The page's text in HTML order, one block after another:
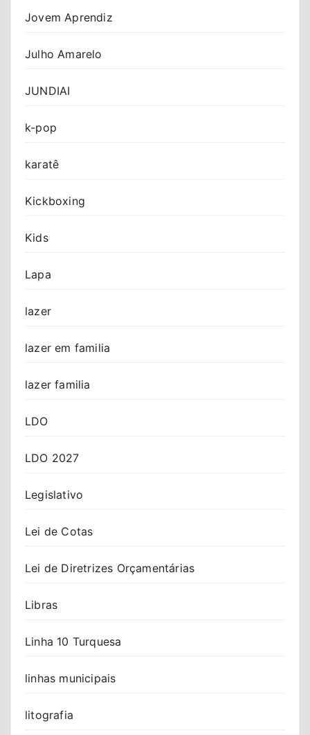
Jovem Aprendiz
Julho Amarelo
JUNDIAI
k-pop
karatê
Kickboxing
Kids
Lapa
lazer
lazer em familia
lazer familia
LDO
LDO 2027
Legislativo
Lei de Cotas
Lei de Diretrizes Orçamentárias
Libras
Linha 10 Turquesa
linhas municipais
litografia